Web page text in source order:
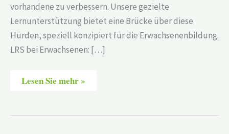
vorhandene zu verbessern. Unsere gezielte
Lernunterstützung bietet eine Brücke über diese
Hürden, speziell konzipiert für die Erwachsenenbildung.
LRS bei Erwachsenen: […]
Lesen Sie mehr »